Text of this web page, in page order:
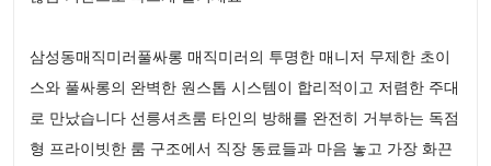
삼성동매직미러풀싸롱 매직미러의 투명한 매니저 무제한 초이
스와 풀싸롱의 완벽한 원스톱 시스템이 합리적이고 저렴한 주대
로 만났습니다 선릉셔츠룸 타인의 방해를 완전히 거부하는 독점
형 프라이빗한 룸 구조에서 직장 동료들과 마음 놓고 가장 화끈